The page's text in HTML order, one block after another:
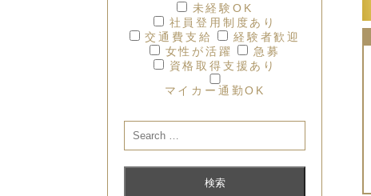
未経験OK
社員登用制度あり
交通費支給
経験者歓迎
女性が活躍
急募
資格取得支援あり
マイカー通勤OK